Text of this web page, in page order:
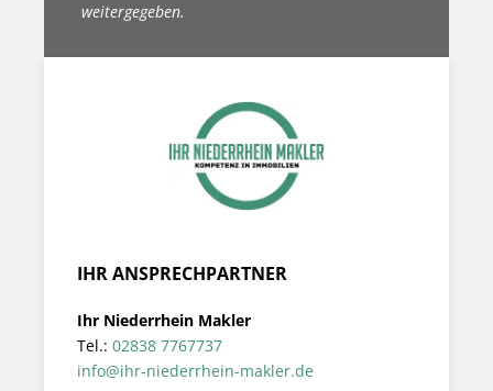
weitergegeben.
IHR ANSPRECHPARTNER
Ihr Niederrhein Makler
Tel.: 02838 7767737
info@ihr-niederrhein-makler.de